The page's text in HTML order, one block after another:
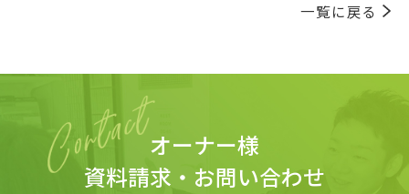
一覧に戻る
オーナー様
資料請求・お問い合わせ